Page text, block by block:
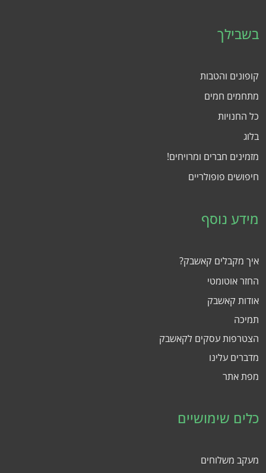
בשבילך
קופונים והטבות
מתחמים חמים
כל החנויות
בלוג
מזמינים חברים ומרויחים!
חיפושים פופולריים
מידע נוסף
איך מקבלים קאשבק?
החזר אוטומטי
אודות קאשבק
תמיכה
הצטרפות עסקים לקאשבק
מדברים עלינו
מפת אתר
כלים שימושיים
מעקב משלוחים